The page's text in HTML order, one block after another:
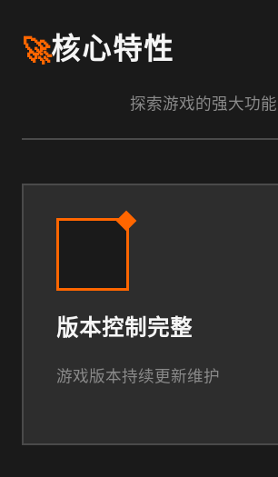
🚀核心特性
探索游戏的强大功能
版本控制完整
游戏版本持续更新维护